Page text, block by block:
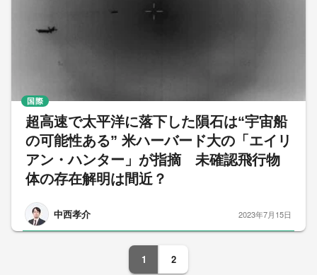
超高速で太平洋に落下した隕石は“宇宙船
の可能性ある” 米ハーバード大の「エイリ
アン・ハンター」が指摘 未確認飛行物
体の存在解明は間近？
中西孝介
国際
2023年7月15日
1 2